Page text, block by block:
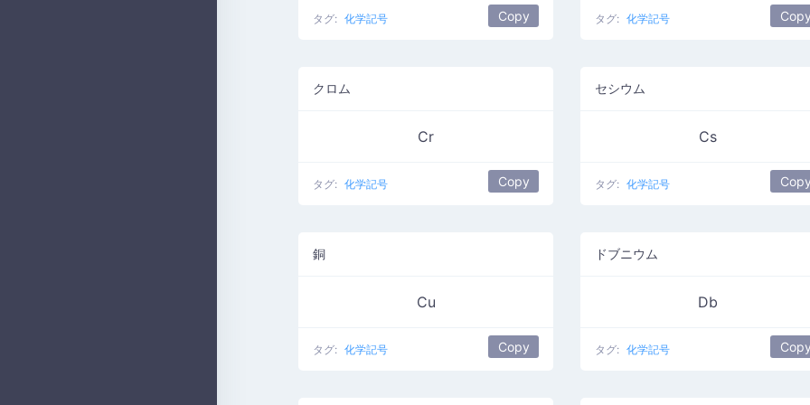
タグ: 化学記号 Copy タグ: 化学記号 Copy
クロム
Cr
タグ: 化学記号 Copy
セシウム
Cs
タグ: 化学記号 Copy
銅
Cu
タグ: 化学記号 Copy
ドブニウム
Db
タグ: 化学記号 Copy